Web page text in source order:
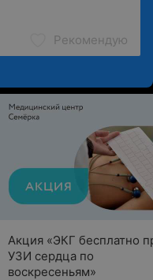
Рекомендую
Акция «ЭКГ бесплатно
УЗИ сердца по
воскресеньям»